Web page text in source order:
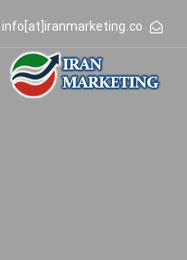
info[at]iranmarketing.co